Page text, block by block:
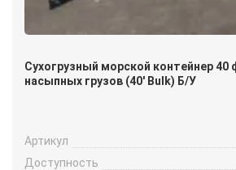
Сухогрузный морской контейнер 40
насыпных грузов (40′ Bulk) Б/У
Артикул
Доступность